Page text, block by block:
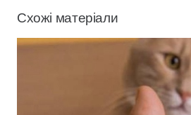
Схожі матеріали